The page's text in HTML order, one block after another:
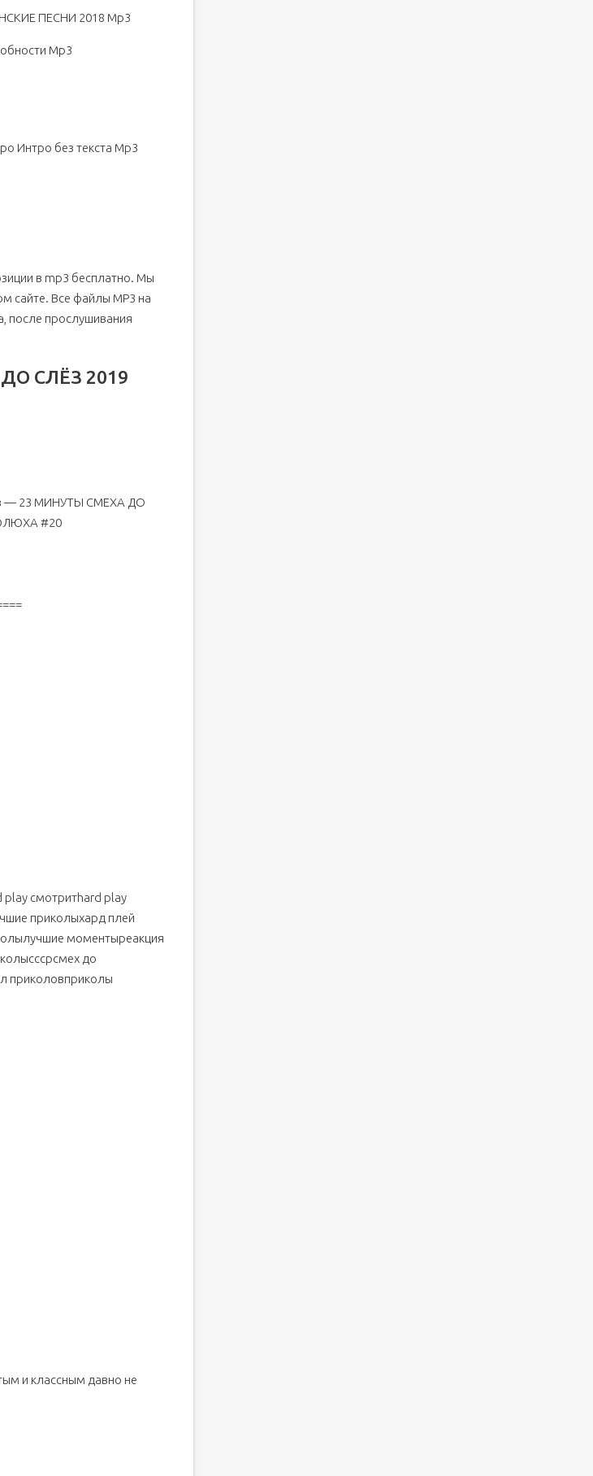
ПЕСНИ 2018 Mp3
Mp3
Интро без текста Mp3
в mp3 бесплатно. Мы
сайте. Все файлы MP3 на
после прослушивания
СЛЁЗ 2019
— 23 МИНУТЫ СМЕХА ДО
#20
play смотритhard play
приколыхард плей
моментыреакция
до
приколовприколы
и классным давно не